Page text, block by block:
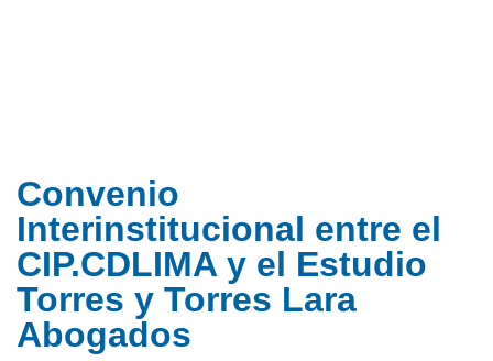
Convenio
Interinstitucional entre el
CIP.CDLIMA y el Estudio
Torres y Torres Lara
Abogados